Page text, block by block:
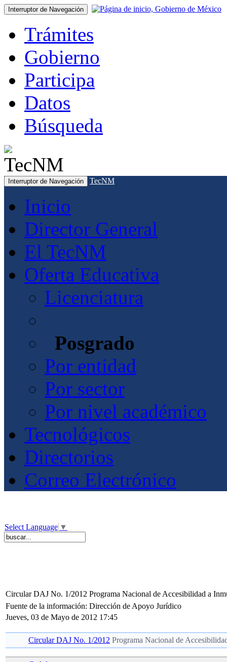
Interruptor de Navegación
Trámites
Gobierno
Participa
Datos
Búsqueda
Interruptor de Navegación TecNM
Inicio
Director General
El TecNM
Oferta Educativa
Licenciatura
Posgrado
Por entidad
Por sector
Por nivel académico
Tecnológicos
Directorios
Correo Electrónico
Select Language ▼
Circular DAJ No. 1/2012 Programa Nacional de Accesibilidad a
Fuente de la información: Dirección de Apoyo Jurídico
Jueves, 03 de Mayo de 2012 17:45
Circular DAJ No. 1/2012 Programa Nacional de